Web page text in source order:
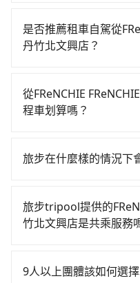
店，高鐵省時、較貴、
22:59，台中-新竹一天
鐘。抵達高鐵站後，步
的時間約20分鐘，再乘
步行一段路或者搭乘公
按表收費，看乘客是外
如果全程使用tripool並
費，所以對於不是這麼
是否推薦租車自駕從
丹竹北文興店？
時不需要閉目養神（因
當天就要來回，那在台
FReNCHIE FReNCHIE
時40元路邊停車費用預
能的罰單都需自付。再
或九人座可供選擇，而
從FReNCHIE
程車划算嗎？
灣大車隊、Uber、Line
依照里程跳錶計算，價
預約tripool可省高達
加上台中市有些計程車
旅步在什麼樣的情況下
原因，司機有權拒絕服
訂購時填寫的數量。請
童的安全，依道路交通
旅步tripool提供的
竹北文興店是共乘服務
預約時都依照乘客需求
9人以上團體該如何選